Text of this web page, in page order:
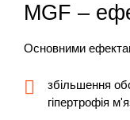
MGF –
Основними
збільшення
гіпертрофія